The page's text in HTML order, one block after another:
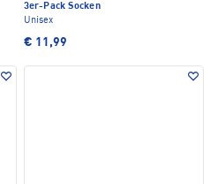
3er-Pack Socken
Unisex
€ 11,99